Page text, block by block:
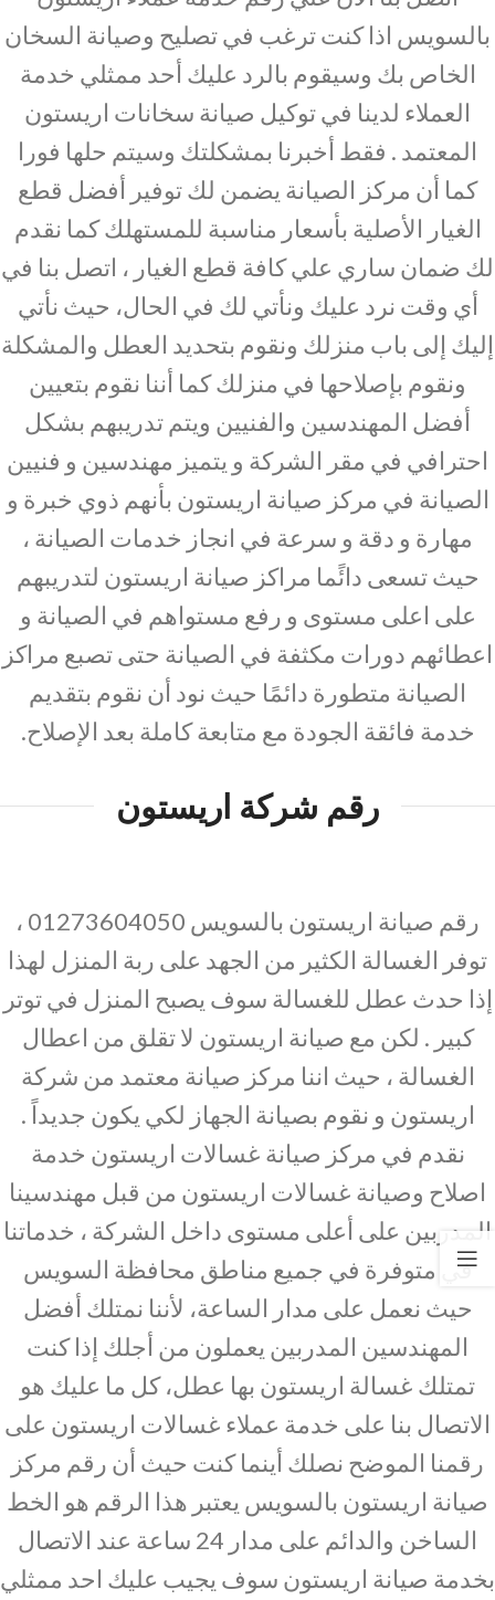
بالسويس اذا كنت ترغب في تصليح وصيانة السخان
الخاص بك وسيقوم بالرد عليك أحد ممثلي خدمة
العملاء لدينا في توكيل صيانة سخانات اريستون
المعتمد . فقط أخبرنا بمشكلتك وسيتم حلها فورا
كما أن مركز الصيانة يضمن لك توفير أفضل قطع
الغيار الأصلية بأسعار مناسبة للمستهلك كما نقدم
لك ضمان ساري علي كافة قطع الغيار ، اتصل بنا في
أي وقت نرد عليك ونأتي لك في الحال، حيث نأتي
إليك إلى باب منزلك ونقوم بتحديد العطل والمشكلة
ونقوم بإصلاحها في منزلك كما أننا نقوم بتعيين
أفضل المهندسين والفنيين ويتم تدريبهم بشكل
احترافي في مقر الشركة و يتميز مهندسين و فنيين
الصيانة في مركز صيانة اريستون بأنهم ذوي خبرة و
مهارة و دقة و سرعة في انجاز خدمات الصيانة ،
حيث تسعى دائًما مراكز صيانة اريستون لتدريبهم
على اعلى مستوى و رفع مستواهم في الصيانة و
اعطائهم دورات مكثفة في الصيانة حتى تصبع مراكز
الصيانة متطورة دائمًا حيث نود أن نقوم بتقديم
خدمة فائقة الجودة مع متابعة كاملة بعد الإصلاح.
رقم شركة اريستون
رقم صيانة اريستون بالسويس 01273604050 ،
توفر الغسالة الكثير من الجهد على ربة المنزل لهذا
إذا حدث عطل للغسالة سوف يصبح المنزل في توتر
كبير . لكن مع صيانة اريستون لا تقلق من اعطال
الغسالة ، حيث اننا مركز صيانة معتمد من شركة
اريستون و نقوم بصيانة الجهاز لكي يكون جديداً .
نقدم في مركز صيانة غسالات اريستون خدمة
اصلاح وصيانة غسالات اريستون من قبل مهندسينا
المدربين على أعلى مستوى داخل الشركة ، خدماتنا
في متوفرة في جميع مناطق محافظة السويس
حيث نعمل على مدار الساعة، لأننا نمتلك أفضل
المهندسين المدربين يعملون من أجلك إذا كنت
تمتلك غسالة اريستون بها عطل، كل ما عليك هو
الاتصال بنا على خدمة عملاء غسالات اريستون على
رقمنا الموضح نصلك أينما كنت حيث أن رقم مركز
صيانة اريستون بالسويس يعتبر هذا الرقم هو الخط
الساخن والدائم على مدار 24 ساعة عند الاتصال
بخدمة صيانة اريستون سوف يجيب عليك احد ممثلي